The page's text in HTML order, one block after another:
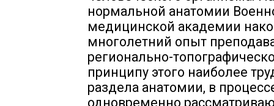
нормальной анатомии
медицинской академии
многолетний опыт
регионально-
принципу этого наиболее
раздела анатомии, в
одновременно